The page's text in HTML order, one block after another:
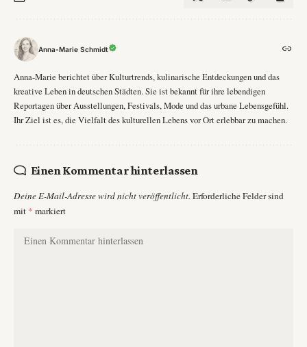
Anna-Marie Schmidt
Anna-Marie berichtet über Kulturtrends, kulinarische Entdeckungen und das
kreative Leben in deutschen Städten. Sie ist bekannt für ihre lebendigen
Reportagen über Ausstellungen, Festivals, Mode und das urbane Lebensgefühl.
Ihr Ziel ist es, die Vielfalt des kulturellen Lebens vor Ort erlebbar zu machen.
Einen Kommentar hinterlassen
Deine E-Mail-Adresse wird nicht veröffentlicht. Erforderliche Felder sind
mit * markiert